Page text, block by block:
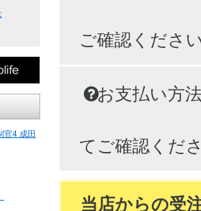
官4 成田
ご確認くださ
お支払い方
てご確認くだ
当店からの受